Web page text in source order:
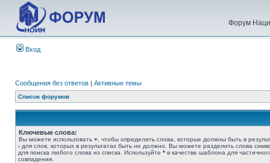
Форум
Вход
Сообщения без ответов | Активные темы
Список форумов
Ключевые слова:
Вы можете использовать + , чтобы определить слова, которые должны быть в
- для слов, которых в результатах быть не должно. Вы можете разделить слова
для поиска любого слова из списка. Используйте * в качестве шаблона для
совпадения.